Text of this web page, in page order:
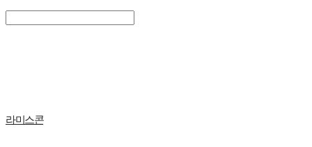
라미스콘